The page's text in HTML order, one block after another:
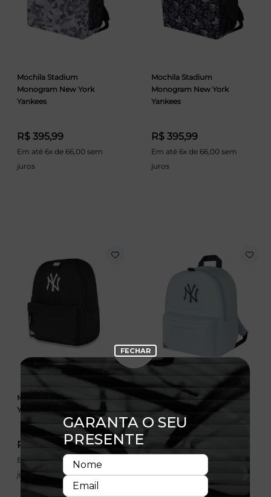
Mochila Stadium
Monogram New York
Yankees
R$ 395,99
Em até 6x de 66,00 sem
juros
Mochila Stadium
Monogram New York
Yankees
R$ 395,99
Em até 6x de 66,00 sem
juros
Mochila Mini New York
Yankees
R$ 329,99
Em até 6x de 55,00 sem
juros
Mochila Mini New York
Yankees
R$ 329,99
Em até 6x de 55,00 sem
juros